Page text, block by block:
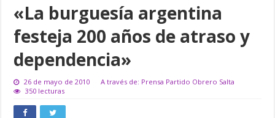
«La burguesía argentina
festeja 200 años de atraso y
dependencia»
26 de mayo de 2010
A través de: Prensa Partido Obrero Salta
350 lecturas